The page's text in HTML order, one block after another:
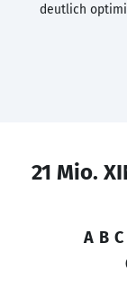
deutlich
21 Mio.
A B C